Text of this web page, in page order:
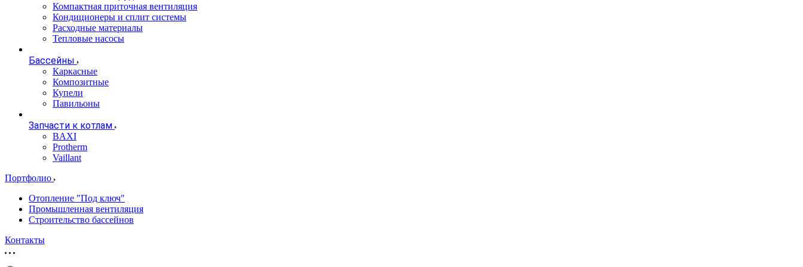
Компактная приточная вентиляция
Кондиционеры и сплит системы
Расходные материалы
Тепловые насосы
Бассейны
Каркасные
Композитные
Купели
Павильоны
Запчасти к котлам
BAXI
Protherm
Vaillant
Портфолио
Отопление "Под ключ"
Промышленная вентиляция
Строительство бассейнов
Контакты